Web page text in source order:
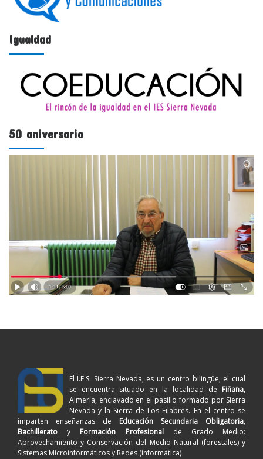
Igualdad
50 aniversario
El I.E.S. Sierra Nevada, es un centro bilingüe, el cual
se encuentra situado en la localidad de Fiñana,
Almería, enclavado en el pasillo formado por Sierra
Nevada y la Sierra de Los Filabres. En el centro se
imparten enseñanzas de Educación Secundaria Obligatoria,
Bachillerato y Formación Profesionalde Grado Medio:
Aprovechamiento y Conservación del Medio Natural (forestales) y
Sistemas Microinformáticos y Redes (informática)